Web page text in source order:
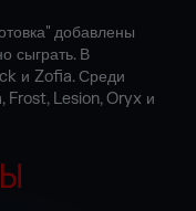
добавлены
сыграть. В
и Zofia. Среди
Frost, Lesion, Oryx и